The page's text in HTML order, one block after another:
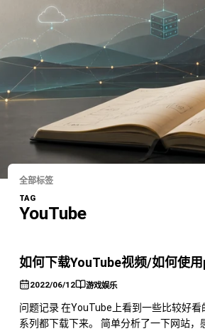
全部标签
TAG
YouTube
如何下载YouTube视频/如何使
2022/06/12 游戏娱乐
问题记录 在YouTube上看到一些比较好
系列都下载下来。 简单分析了一下网站，